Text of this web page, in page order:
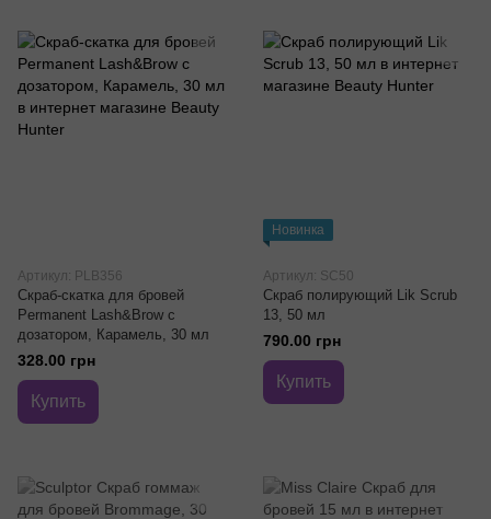
Артикул: PLB356
Скраб-скатка для бровей
Permanent Lash&Brow с
дозатором, Карамель, 30 мл
328.00 грн
Купить
Новинка
Артикул: SC50
Скраб полирующий Lik Scrub
13, 50 мл
790.00 грн
Купить